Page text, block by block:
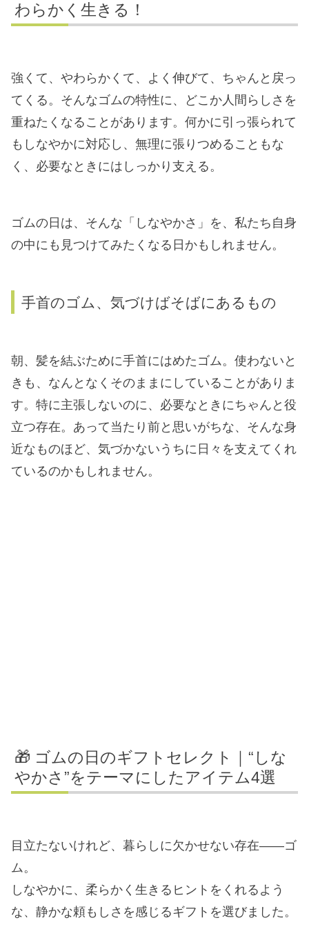
わらかく生きる！
強くて、やわらかくて、よく伸びて、ちゃんと戻っ
てくる。そんなゴムの特性に、どこか人間らしさを
重ねたくなることがあります。何かに引っ張られて
もしなやかに対応し、無理に張りつめることもな
く、必要なときにはしっかり支える。
ゴムの日は、そんな「しなやかさ」を、私たち自身
の中にも見つけてみたくなる日かもしれません。
手首のゴム、気づけばそばにあるもの
朝、髪を結ぶために手首にはめたゴム。使わないと
きも、なんとなくそのままにしていることがありま
す。特に主張しないのに、必要なときにちゃんと役
立つ存在。あって当たり前と思いがちな、そんな身
近なものほど、気づかないうちに日々を支えてくれ
ているのかもしれません。
🎁 ゴムの日のギフトセレクト｜“しな
やかさ”をテーマにしたアイテム4選
目立たないけれど、暮らしに欠かせない存在——ゴ
ム。
しなやかに、柔らかく生きるヒントをくれるよう
な、静かな頼もしさを感じるギフトを選びました。